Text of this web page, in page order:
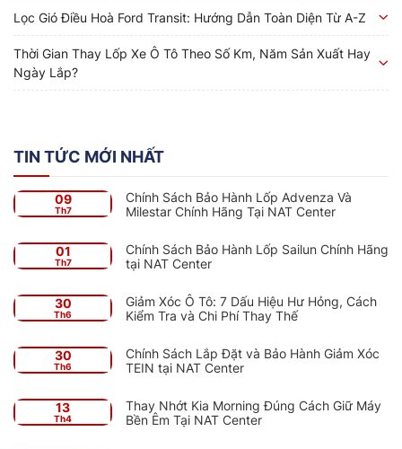
Lọc Gió Điều Hoà Ford Transit: Hướng Dẫn Toàn Diện Từ A-Z
Thời Gian Thay Lốp Xe Ô Tô Theo Số Km, Năm Sản Xuất Hay
Ngày Lắp?
TIN TỨC MỚI NHẤT
09
Th7
Chính Sách Bảo Hành Lốp Advenza Và
Milestar Chính Hãng Tại NAT Center
01
Th7
Chính Sách Bảo Hành Lốp Sailun Chính Hãng
tại NAT Center
30
Th6
Giảm Xóc Ô Tô: 7 Dấu Hiệu Hư Hỏng, Cách
Kiểm Tra và Chi Phí Thay Thế
30
Th6
Chính Sách Lắp Đặt và Bảo Hành Giảm Xóc
TEIN tại NAT Center
13
Th4
Thay Nhớt Kia Morning Đúng Cách Giữ Máy
Bền Êm Tại NAT Center